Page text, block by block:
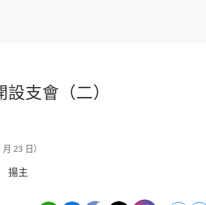
支會（二）
月 23 日）
主